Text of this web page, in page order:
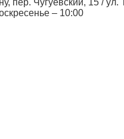
пер. Чугуевский, 15 / ул.
– 10:00